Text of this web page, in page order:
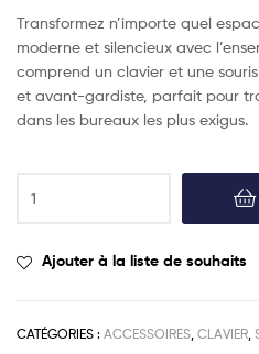
Transformez n’importe quel
moderne et silencieux avec
comprend un clavier et une
et avant-gardiste, parfait pour
dans les bureaux les plus exigus.
Ajouter à la liste de souhaits
CATÉGORIES : ACCESSOIRES CLAVIER